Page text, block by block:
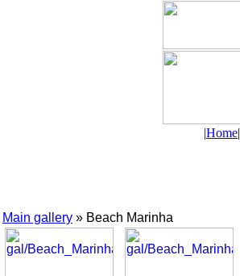
|Home|
Main gallery » Beach Marinha